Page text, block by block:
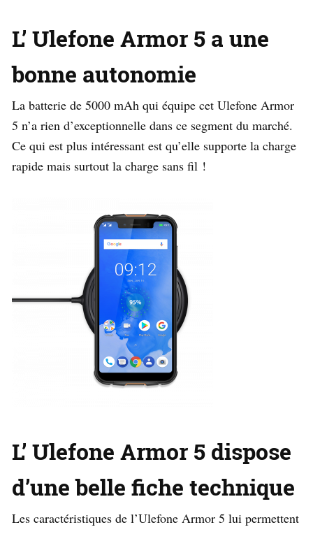
L’ Ulefone Armor 5 a une
bonne autonomie
La batterie de 5000 mAh qui équipe cet Ulefone Armor
5 n’a rien d’exceptionnelle dans ce segment du marché.
Ce qui est plus intéressant est qu’elle supporte la charge
rapide mais surtout la charge sans fil !
L’ Ulefone Armor 5 dispose
d’une belle fiche technique
Les caractéristiques de l’Ulefone Armor 5 lui permettent